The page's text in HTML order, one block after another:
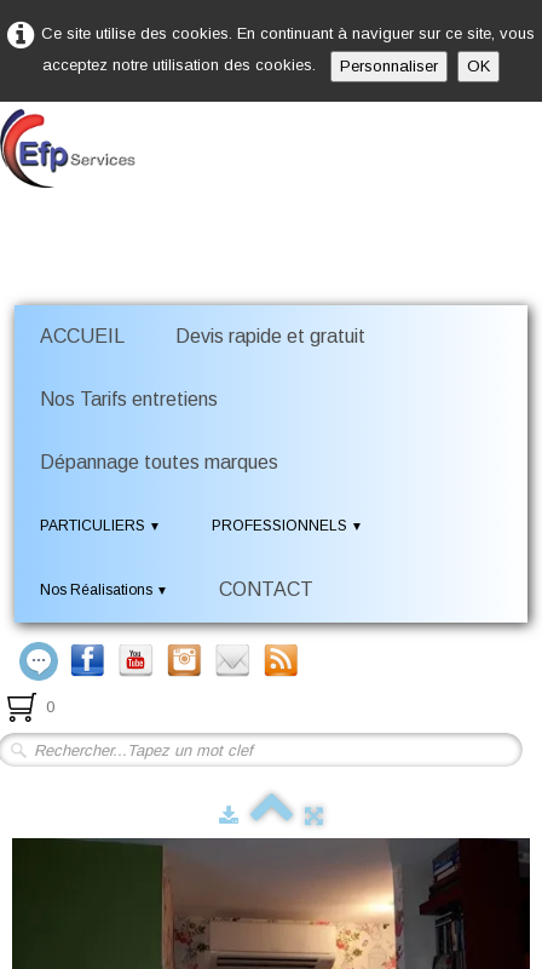
Ce site utilise des cookies. En continuant à naviguer sur ce site, vous
acceptez notre utilisation des cookies.
Personnaliser OK
ACCUEIL Devis rapide et gratuit
Nos Tarifs entretiens
Dépannage toutes marques
PARTICULIERS ▼ PROFESSIONNELS ▼
Nos Réalisations ▼ CONTACT
0